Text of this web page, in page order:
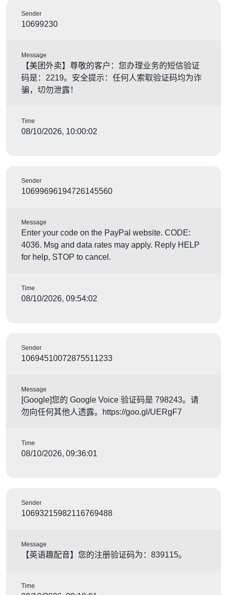
Sender
10699230
Message
【美团外卖】尊敬的客户：您办理业务的短信验证
码是：2219。安全提示：任何人索取验证码均为诈
骗，切勿泄露！
Time
08/10/2026, 10:00:02
Sender
10699696194726145560
Message
Enter your code on the PayPal website. CODE:
4036. Msg and data rates may apply. Reply HELP
for help, STOP to cancel.
Time
08/10/2026, 09:54:02
Sender
10694510072875511233
Message
[Google]您的 Google Voice 验证码是 798243。请
勿向任何其他人透露。https://goo.gl/UERgF7
Time
08/10/2026, 09:36:01
Sender
10693215982116769488
Message
【英语趣配音】您的注册验证码为：839115。
Time